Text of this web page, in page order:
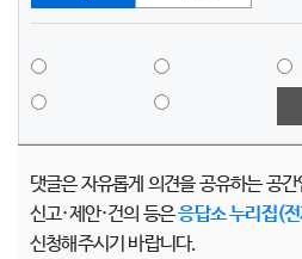
댓글은 자유롭게 의견을 공유하는 공
신고·제안·건의 등은응답소 누리집(
신청해주시기 바랍니다.